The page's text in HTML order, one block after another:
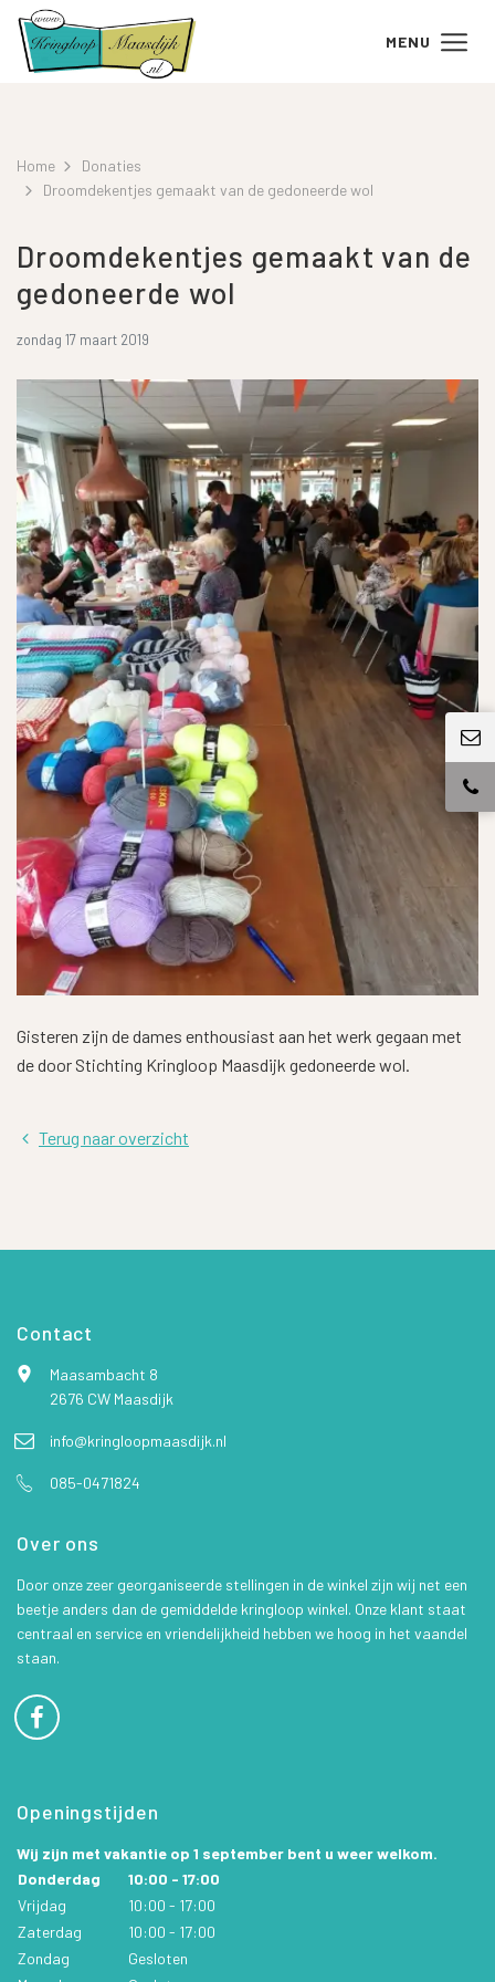
MENU
Home
Donaties
Droomdekentjes gemaakt van de gedoneerde wol
Droomdekentjes gemaakt van de
gedoneerde wol
zondag 17 maart 2019
Gisteren zijn de dames enthousiast aan het werk gegaan met
de door Stichting Kringloop Maasdijk gedoneerde wol.
Terug naar overzicht
Contact
Maasambacht 8
2676 CW Maasdijk
info@kringloopmaasdijk.nl
085-0471824
Over ons
Door onze zeer georganiseerde stellingen in de winkel zijn wij net een
beetje anders dan de gemiddelde kringloop winkel. Onze klant staat
centraal en service en vriendelijkheid hebben we hoog in het vaandel
staan.
Openingstijden
Wij zijn met vakantie op 1 september bent u weer welkom.
Donderdag
10:00 - 17:00
Vrijdag
10:00 - 17:00
Zaterdag
10:00 - 17:00
Zondag
Gesloten